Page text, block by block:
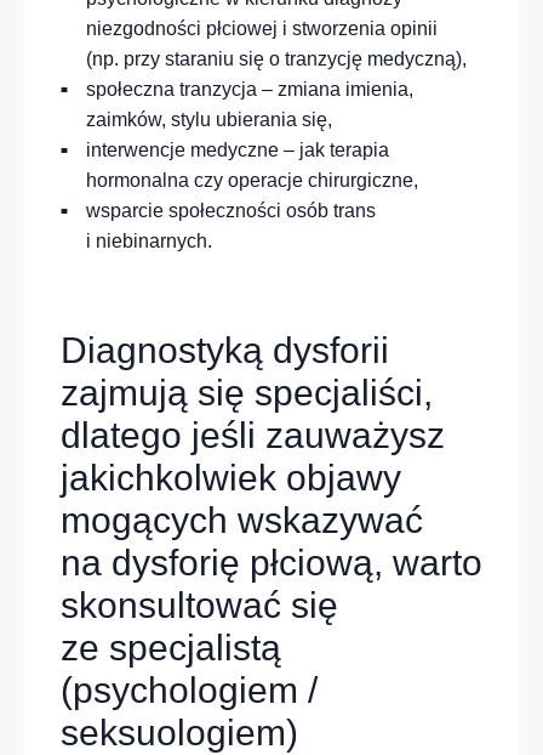
niezgodności płciowej i stworzenia opinii
(np. przy staraniu się o tranzycję medyczną),
społeczna tranzycja – zmiana imienia,
zaimków, stylu ubierania się,
interwencje medyczne – jak terapia
hormonalna czy operacje chirurgiczne,
wsparcie społeczności osób trans
i niebinarnych.
Diagnostyką dysforii
zajmują się specjaliści,
dlatego jeśli zauważysz
jakichkolwiek objawy
mogących wskazywać
na dysforię płciową, warto
skonsultować się
ze specjalistą
(psychologiem /
seksuologiem)